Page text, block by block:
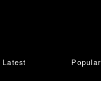
Latest Popular